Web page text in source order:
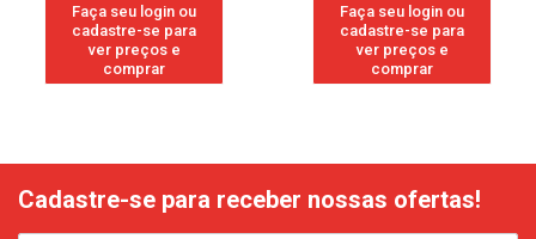
Faça seu login ou
cadastre-se para
ver preços e
comprar
Faça seu login ou
cadastre-se para
ver preços e
comprar
Cadastre-se para receber nossas ofertas!